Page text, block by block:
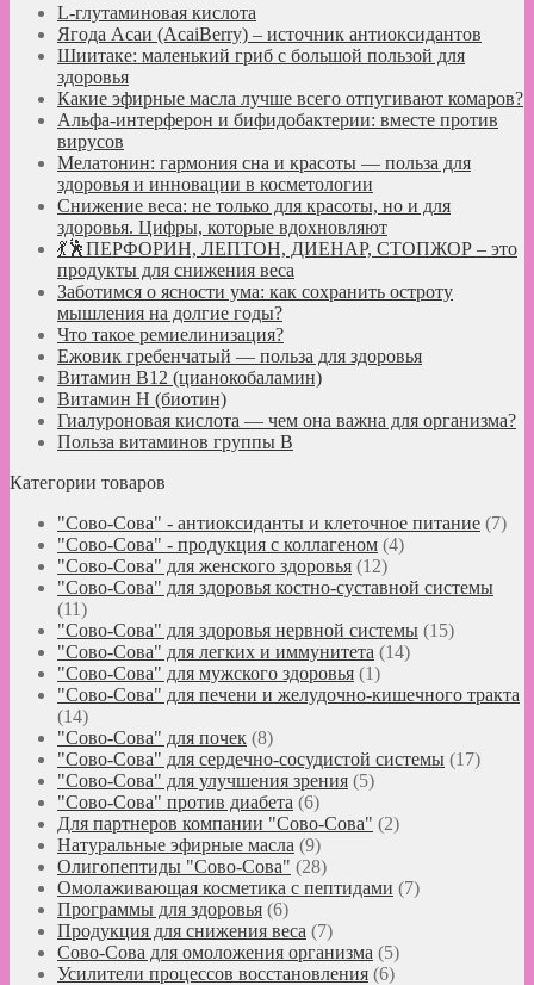
L-глутаминовая кислота
Ягода Асаи (AcaiBerry) – источник антиоксидантов
Шиитаке: маленький гриб с большой пользой для
здоровья
Какие эфирные масла лучше всего отпугивают комаров?
Альфа-интерферон и бифидобактерии: вместе против
вирусов
Мелатонин: гармония сна и красоты — польза для
здоровья и инновации в косметологии
Снижение веса: не только для красоты, но и для
здоровья. Цифры, которые вдохновляют
💃🕺ПЕРФОРИН, ЛЕПТОН, ДИЕНАР, СТОПЖОР – это
продукты для снижения веса
Заботимся о ясности ума: как сохранить остроту
мышления на долгие годы?
Что такое ремиелинизация?
Ежовик гребенчатый — польза для здоровья
Витамин B12 (цианокобаламин)
Витамин H (биотин)
Гиалуроновая кислота — чем она важна для организма?
Польза витаминов группы B
Категории товаров
"Сово-Сова" - антиоксиданты и клеточное питание (7)
"Сово-Сова" - продукция с коллагеном (4)
"Сово-Сова" для женского здоровья (12)
"Сово-Сова" для здоровья костно-суставной системы
(11)
"Сово-Сова" для здоровья нервной системы (15)
"Сово-Сова" для легких и иммунитета (14)
"Сово-Сова" для мужского здоровья (1)
"Сово-Сова" для печени и желудочно-кишечного тракта
(14)
"Сово-Сова" для почек (8)
"Сово-Сова" для сердечно-сосудистой системы (17)
"Сово-Сова" для улучшения зрения (5)
"Сово-Сова" против диабета (6)
Для партнеров компании "Сово-Сова" (2)
Натуральные эфирные масла (9)
Олигопептиды "Сово-Сова" (28)
Омолаживающая косметика с пептидами (7)
Программы для здоровья (6)
Продукция для снижения веса (7)
Сово-Сова для омоложения организма (5)
Усилители процессов восстановления (6)